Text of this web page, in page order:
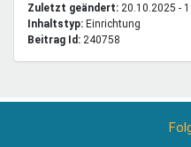
Zuletzt geändert: 20.10.2025 -
Inhaltstyp:
einrichtung
Beitrag Id: 240758